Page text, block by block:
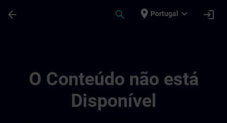
arrow_back search place Portugal expand_more login
O Conteúdo não está
Disponível